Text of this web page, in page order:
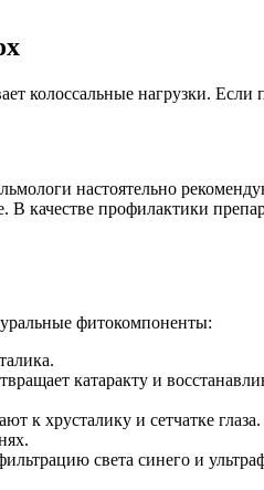
колоссальные нагрузки.
настоятельно
качестве профилактики
фитокомпоненты:
катаракту и
хрусталику и сетчатке
света синего и